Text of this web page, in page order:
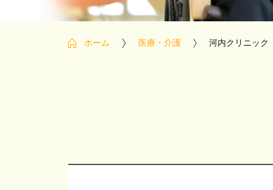
ホーム 医療・介護 河内クリニック